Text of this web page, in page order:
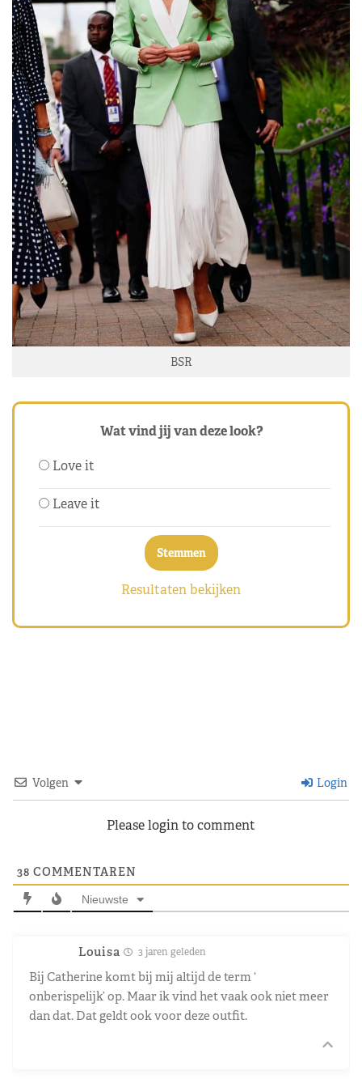
BSR
Wat vind jij van deze look?
Love it
Leave it
Resultaten bekijken
Volgen Login
Please login to comment
38 COMMENTAREN
Nieuwste
Louisa 3 jaren geleden
Bij Catherine komt bij mij altijd de term ‘
onberispelijk’ op. Maar ik vind het vaak ook niet meer
dan dat. Dat geldt ook voor deze outfit.